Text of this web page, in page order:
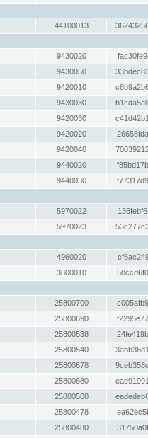
44100013
9430020
9430050
9420010
9430030
9420030
9420020
9420040
9440020
9440030
5970022
5970023
4960020
3800010
25800700
25800690
25800538
25800540
25800678
25800680
25800500
25800478
25800480